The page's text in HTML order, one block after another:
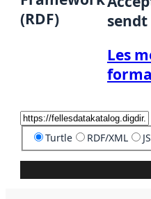
(RDF)
sendt
Les
Turtle RDF/XML